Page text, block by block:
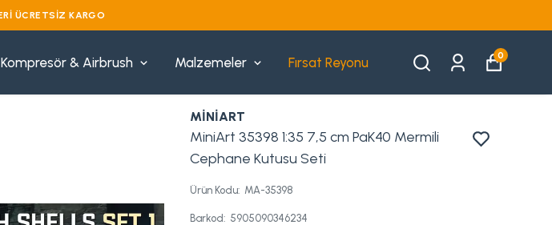
Kompresör & Airbrush Malzemeler Fırsat Reyonu 0
MİNİART
MiniArt 35398 1:35 7,5 cm PaK40 Mermili
Cephane Kutusu Seti
Ürün Kodu: MA-35398
Barkod: 5905090346234